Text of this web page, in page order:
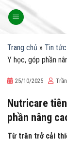
Trang chủ » Tin tức
Y học, góp phần
25/10/2025
Nutricare
phần nâng
Từ trăn trở cải